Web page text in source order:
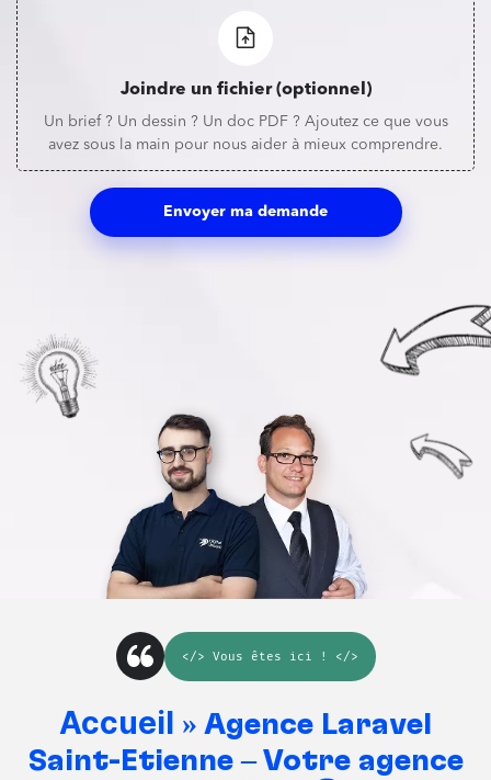
Joindre un fichier (optionnel)
Un brief ? Un dessin ? Un doc PDF ? Ajoutez ce que vous
avez sous la main pour nous aider à mieux comprendre.
Envoyer ma demande
</> Vous êtes ici ! </>
Accueil » Agence Laravel
Saint-Étienne – Votre agence